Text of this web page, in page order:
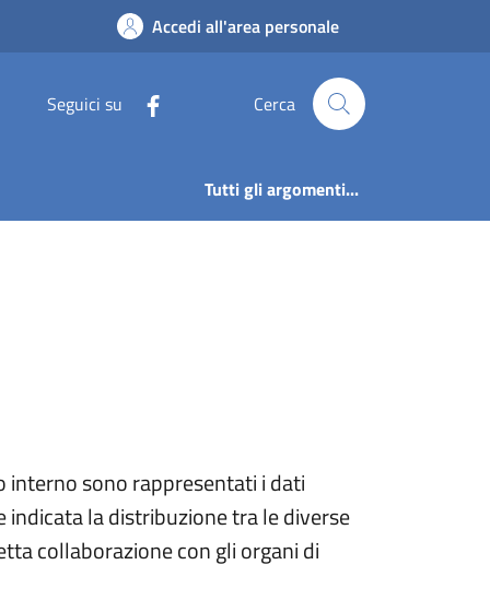
|
Accedi all'area personale
Seguici su Cerca
Tutti gli argomenti...
interno sono rappresentati i dati
la distribuzione tra le diverse
collaborazione con gli organi di